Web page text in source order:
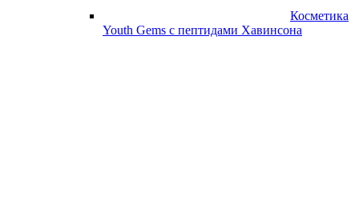
Косметика
Youth Gems с пептидами Хавинсона